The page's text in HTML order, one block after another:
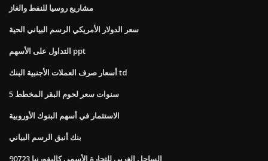
مشاريع روسيا للنفط والغاز
سعر الدولار الأمريكي الرسم البياني الحية
التداول على الأسهم ppt
أسعار صرف العملات الأجنبية البنك td
5 سنوات سعر لحوم البقر المخطط
الاستثمار في أسهم البنوك الأوروبية
بنك أنيق الرسم البياني
الساحل الغربي للتجارة الأسمى كاليفورنيا 90723